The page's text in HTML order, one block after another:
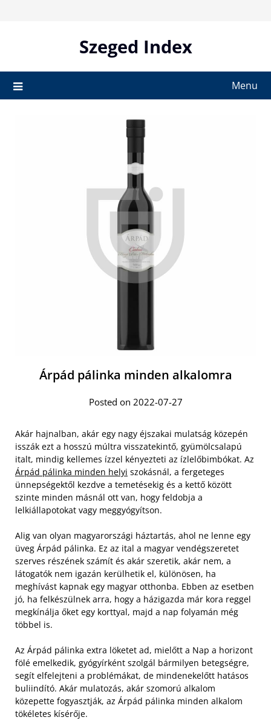
Szeged Index
Menu
Árpád pálinka minden alkalomra
Posted on 2022-07-27
Akár hajnalban, akár egy nagy éjszakai mulatság közepén
isszák ezt a hosszú múltra visszatekintő, gyümölcsalapú
italt, mindig kellemes ízzel kényezteti az ízlelőbimbókat. Az
Árpád pálinka minden helyi szokásnál, a fergeteges
ünnepségektől kezdve a temetésekig és a kettő között
szinte minden másnál ott van, hogy feldobja a
lelkiállapotokat vagy meggyógyítson.
Alig van olyan magyarországi háztartás, ahol ne lenne egy
üveg Árpád pálinka. Ez az ital a magyar vendégszeretet
szerves részének számít és akár szeretik, akár nem, a
látogatók nem igazán kerülhetik el, különösen, ha
meghívást kapnak egy magyar otthonba. Ebben az esetben
jó, ha felkészülnek arra, hogy a házigazda már kora reggel
megkínálja őket egy korttyal, majd a nap folyamán még
többel is.
Az Árpád pálinka extra löketet ad, mielőtt a Nap a horizont
fölé emelkedik, gyógyírként szolgál bármilyen betegségre,
segít elfelejteni a problémákat, de mindenekelőtt hatásos
buliindító. Akár mulatozás, akár szomorú alkalom
közepette fogyasztják, az Árpád pálinka minden alkalom
tökéletes kísérője.